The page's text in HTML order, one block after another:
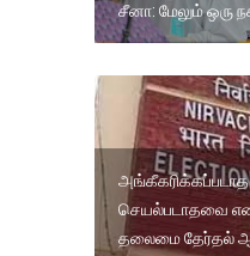
சீனா: மேலும் ஒரு
அங்கீகரிக்கப்படாத
செயல்படாதவை என
தலைமை